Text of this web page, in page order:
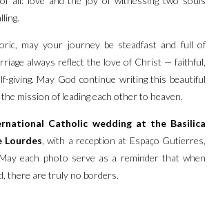
may your journey be steadfast and full of
always reflect the love of Christ — faithful,
giving. May God continue writing this beautiful
mission of leading each other to heaven.
Catholic wedding at the Basilica
Lourdes, with a reception at Espaço Gutierres,
each photo serve as a reminder that when
there are truly no borders.